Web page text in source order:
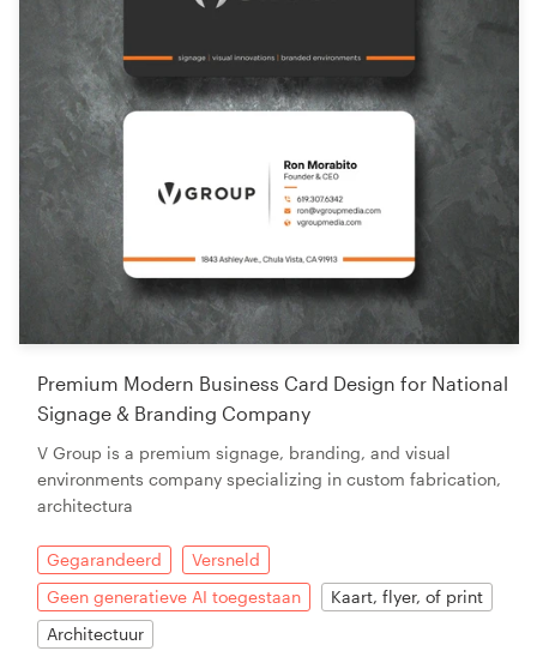
Premium Modern Business Card Design for National
Signage & Branding Company
V Group is a premium signage, branding, and visual
environments company specializing in custom fabrication,
architectura
Gegarandeerd
Versneld
Geen generatieve AI toegestaan
Kaart, flyer, of print
Architectuur